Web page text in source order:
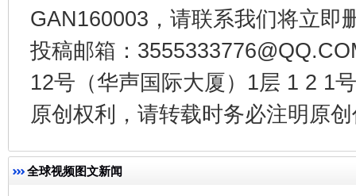
GAN160003，请联系我们将立即
投稿邮箱：
12号（华声国际大厦）1层 1 2 1
原创权利，请转载时务必注明原
全球视频图文新闻